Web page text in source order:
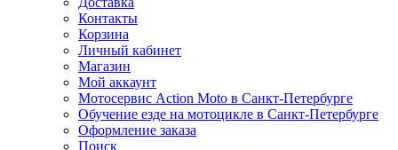
Контакты
Корзина
Личный кабинет
Магазин
Мой аккаунт
Мотосервис Action Moto в Санкт-Петербурге
Обучение езде на мотоцикле в Санкт-Петербурге
Оформление заказа
Поиск